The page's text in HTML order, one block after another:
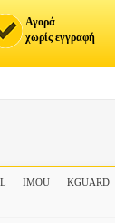
Αγορά
χωρίς εγγραφή
IMOU KGUARD